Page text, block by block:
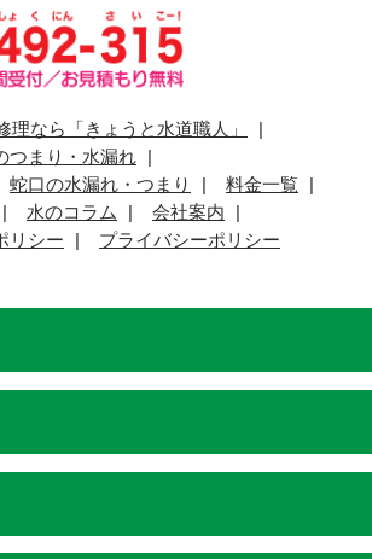
なら「きょうと水道職人」
つまり・水漏れ
蛇口の水漏れ・つまり
料金一覧
水のコラム
会社案内
リシー プライバシーポリシー